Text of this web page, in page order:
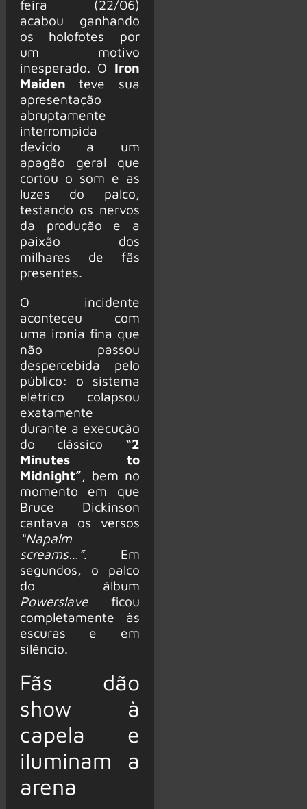
feira (22/06)
acabou ganhando
os holofotes por
um motivo
inesperado. O Iron
Maiden teve sua
apresentação
abruptamente
interrompida
devido a um
apagão geral que
cortou o som e as
luzes do palco,
testando os nervos
da produção e a
paixão dos
milhares de fãs
presentes.
O incidente
aconteceu com
uma ironia fina que
não passou
despercebida pelo
público: o sistema
elétrico colapsou
exatamente
durante a execução
do clássico “2
Minutes to
Midnight” , bem no
momento em que
Bruce Dickinson
cantava os versos
“Napalm
screams…”. Em
segundos, o palco
do álbum
Powerslaveficou
completamente às
escuras e em
silêncio.
Fãs dão
show à
capela e
iluminam a
arena